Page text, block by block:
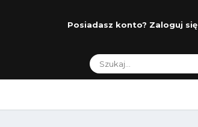
Posiadasz konto? Zaloguj się